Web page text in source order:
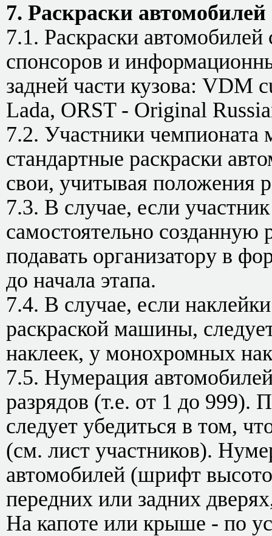
7. Раскраски
7.1. Раскраски
спонсоров и
задней части кузова: VDM
Lada, ORST - Original
7.2. Участники чемпионата
стандартные раскраски
свои, учитывая положения
7.3. В случае, если
самостоятельно созданную
подавать организатору в
до начала этапа.
7.4. В случае, если
раскраской машины,
наклеек, у монохромных
7.5. Нумерация
разрядов (т.е. от 1 до 999).
следует убедиться в том,
(см. лист участников).
автомобилей (шрифт
передних или задних
На капоте или крыше - по